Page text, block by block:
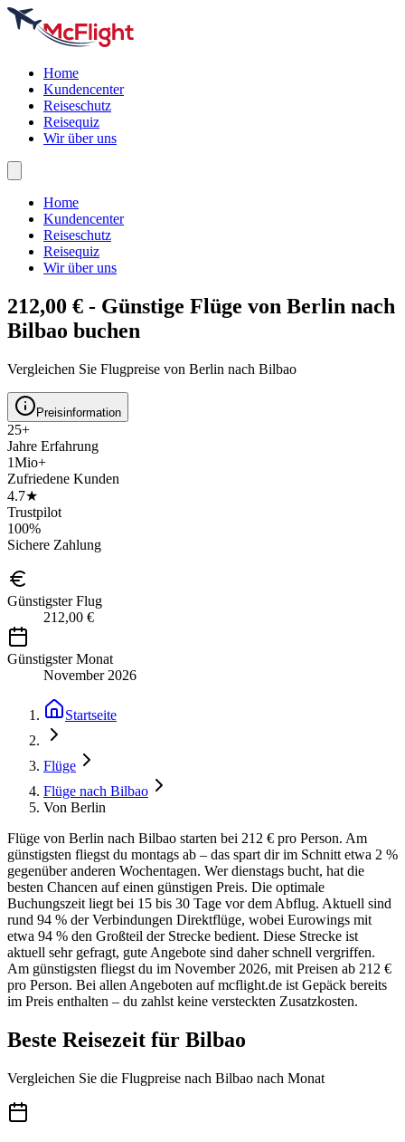
Home
Kundencenter
Reiseschutz
Reisequiz
Wir über uns
Home
Kundencenter
Reiseschutz
Reisequiz
Wir über uns
212,00 € - Günstige Flüge von Berlin nach
Bilbao buchen
Vergleichen Sie Flugpreise von Berlin nach Bilbao
Preisinformation
25+
Jahre Erfahrung
1Mio+
Zufriedene Kunden
4.7★
Trustpilot
100%
Sichere Zahlung
Günstigster Flug
212,00 €
Günstigster Monat
November 2026
Startseite
Flüge
Flüge nach Bilbao
Von Berlin
Flüge von Berlin nach Bilbao starten bei 212 € pro Person. Am
günstigsten fliegst du montags ab – das spart dir im Schnitt etwa 2 %
gegenüber anderen Wochentagen. Wer dienstags bucht, hat die
besten Chancen auf einen günstigen Preis. Die optimale
Buchungszeit liegt bei 15 bis 30 Tage vor dem Abflug. Aktuell sind
rund 94 % der Verbindungen Direktflüge, wobei Eurowings mit
etwa 94 % den Großteil der Strecke bedient. Diese Strecke ist
aktuell sehr gefragt, gute Angebote sind daher schnell vergriffen.
Am günstigsten fliegst du im November 2026, mit Preisen ab 212 €
pro Person. Bei allen Angeboten auf mcflight.de ist Gepäck bereits
im Preis enthalten – du zahlst keine versteckten Zusatzkosten.
Beste Reisezeit für Bilbao
Vergleichen Sie die Flugpreise nach Bilbao nach Monat